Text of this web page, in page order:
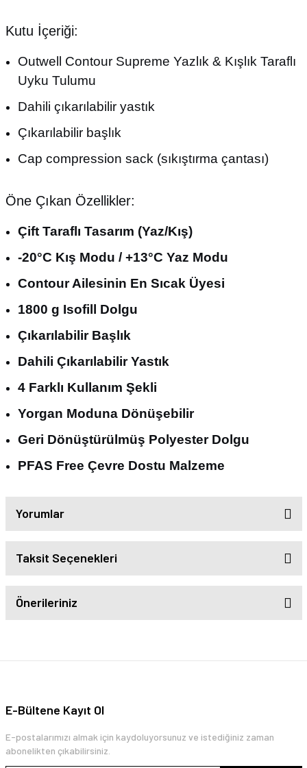
Kutu İçeriği:
Outwell Contour Supreme Yazlık & Kışlık Taraflı
Uyku Tulumu
Dahili çıkarılabilir yastık
Çıkarılabilir başlık
Cap compression sack (sıkıştırma çantası)
Öne Çıkan Özellikler:
Çift Taraflı Tasarım (Yaz/Kış)
-20°C Kış Modu / +13°C Yaz Modu
Contour Ailesinin En Sıcak Üyesi
1800 g Isofill Dolgu
Çıkarılabilir Başlık
Dahili Çıkarılabilir Yastık
4 Farklı Kullanım Şekli
Yorgan Moduna Dönüşebilir
Geri Dönüştürülmüş Polyester Dolgu
PFAS Free Çevre Dostu Malzeme
Yorumlar
Taksit Seçenekleri
Önerileriniz
E-Bültene Kayıt Ol
E-postalarımızı almak için kaydoluyorsunuz ve istediğiniz zaman
abonelikten çıkabilirsiniz.